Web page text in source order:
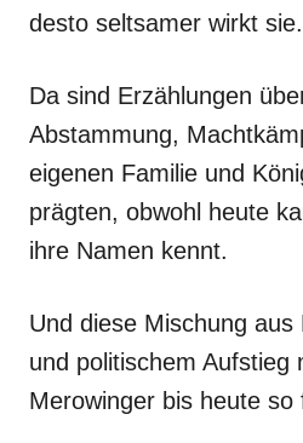
desto seltsamer wirkt sie.
Da sind Erzählungen
Abstammung,
eigenen Familie und
prägten, obwohl heute
ihre Namen kennt.
Und diese Mischung
und politischem Aufstieg
Merowinger bis heute so